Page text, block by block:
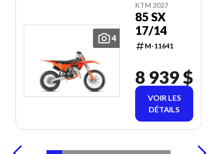
4
KTM 2027
85 SX
17/14
M-11641
8 939 $
VOIR LES
DÉTAILS